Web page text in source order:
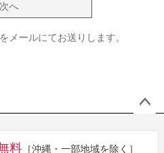
次へ
メールにてお送りします。
料 ［沖縄・一部地域を除く］